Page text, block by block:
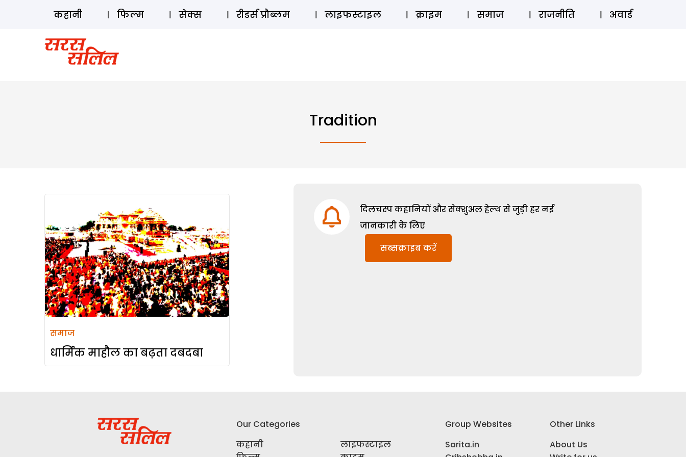
ऑडियो स्टोरी लॉग इन ⚲ SUBSCRIBE
कहानी फिल्म सेक्स रीडर्स प्रौब्लम लाइफस्टाइल क्राइम समाज राजनीति अवार्ड
Tradition
समाज
धार्मिक माहौल का बढ़ता दबदबा
दिलचस्प कहानियों और सेक्शुअल हेल्थ से जुड़ी हर नई
जानकारी के लिए
सब्सक्राइब करें
Our Categories
कहानी
लाइफस्टाइल
Group Websites
Sarita.in
Other Links
About Us